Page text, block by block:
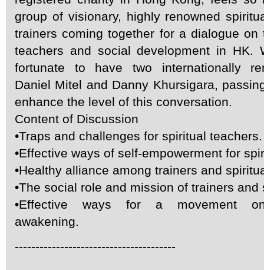
group of visionary, highly renowned
trainers coming together for a dialogue
teachers and social development in HK.
fortunate to have two internationally
Daniel Mitel and Danny Khursigara,
enhance the level of this conversation.
Content of Discussion
•Traps and challenges for spiritual teachers.
•Effective ways of self-empowerment for
•Healthy alliance among trainers and
•The social role and mission of trainers
•Effective ways for a movement on
awakening.
---------------------------------------